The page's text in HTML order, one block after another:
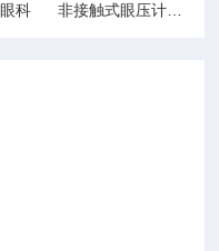
眼科 非接触式眼压计